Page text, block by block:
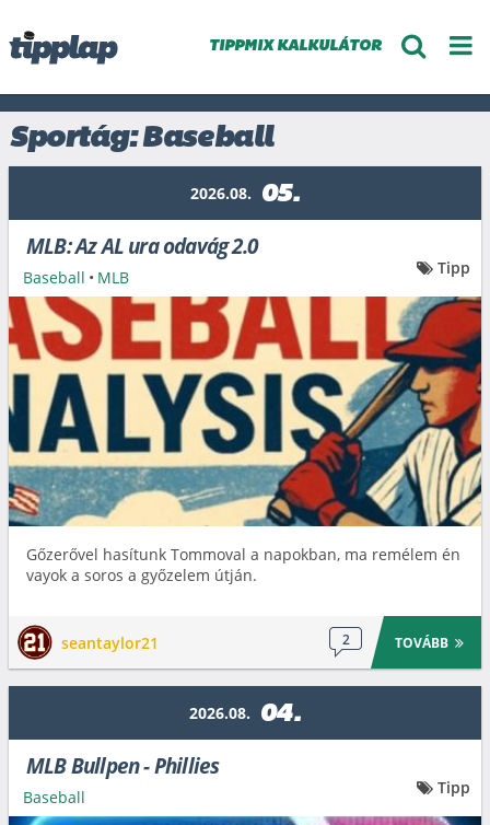
TIPPMIX KALKULÁTOR
Sportág: Baseball
2026.08. 05.
MLB: Az AL ura odavág 2.0
Gőzerővel hasítunk Tommoval a napokban, ma remélem én
vayok a soros a győzelem útján.
seantaylor21 2 TOVÁBB
Baseball • MLB Tipp
2026.08. 04.
MLB Bullpen - Phillies
Baseball Tipp